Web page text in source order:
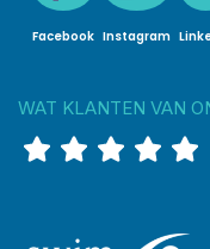
Facebook Instagram
WAT KLANTEN VAN